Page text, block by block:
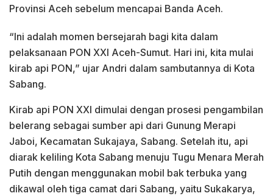
Provinsi Aceh sebelum mencapai Banda Aceh.
“Ini adalah momen bersejarah bagi kita dalam
pelaksanaan PON XXI Aceh-Sumut. Hari ini, kita mulai
kirab api PON,” ujar Andri dalam sambutannya di Kota
Sabang.
Kirab api PON XXI dimulai dengan prosesi pengambilan
belerang sebagai sumber api dari Gunung Merapi
Jaboi, Kecamatan Sukajaya, Sabang. Setelah itu, api
diarak keliling Kota Sabang menuju Tugu Menara Merah
Putih dengan menggunakan mobil bak terbuka yang
dikawal oleh tiga camat dari Sabang, yaitu Sukakarya,